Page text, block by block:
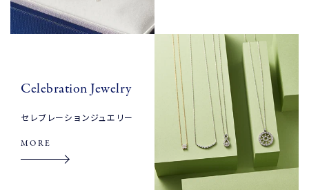
Celebration Jewelry
セレブレーションジュエリー
MORE